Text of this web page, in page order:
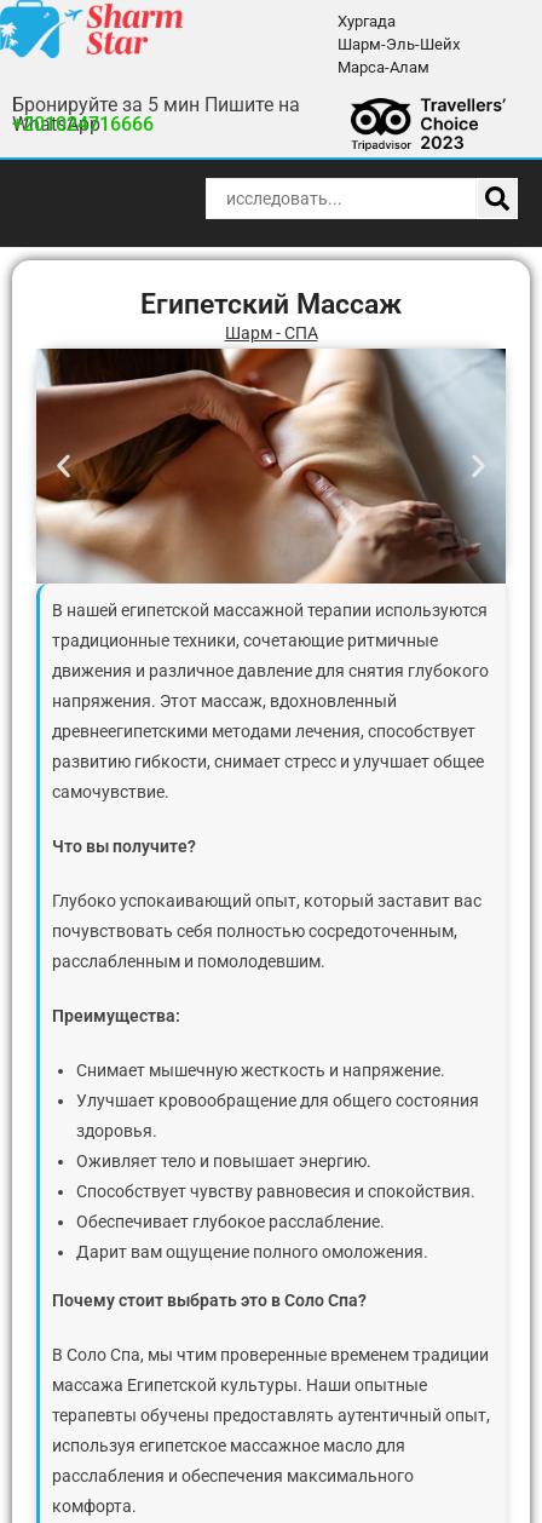
Хургада
Шарм-Эль-Шейх
Марса-Алам
Бронируйте за 5 мин Пишите на
WhatsApp
+201024716666
Египетский Массаж
Шарм - СПА
В нашей египетской массажной терапии используются
традиционные техники, сочетающие ритмичные
движения и различное давление для снятия глубокого
напряжения. Этот массаж, вдохновленный
древнеегипетскими методами лечения, способствует
развитию гибкости, снимает стресс и улучшает общее
самочувствие.
Что выполучите?
Глубоко успокаивающий опыт, который заставит вас
почувствовать себя полностью сосредоточенным,
расслабленным и помолодевшим.
Преимущества:
Снимает мышечную жесткость и напряжение.
Улучшает кровообращение для общего состояния
здоровья.
Оживляет тело и повышает энергию.
Способствует чувству равновесия и спокойствия.
Обеспечивает глубокое расслабление.
Дарит вам ощущение полного омоложения.
Почемустоит выбратьэто вСолоСпа?
В Соло Спа, мы чтим проверенные временем традиции
массажа Египетской культуры. Наши опытные
терапевты обучены предоставлять аутентичный опыт,
используя египетское массажное масло для
расслабления и обеспечения максимального
комфорта.